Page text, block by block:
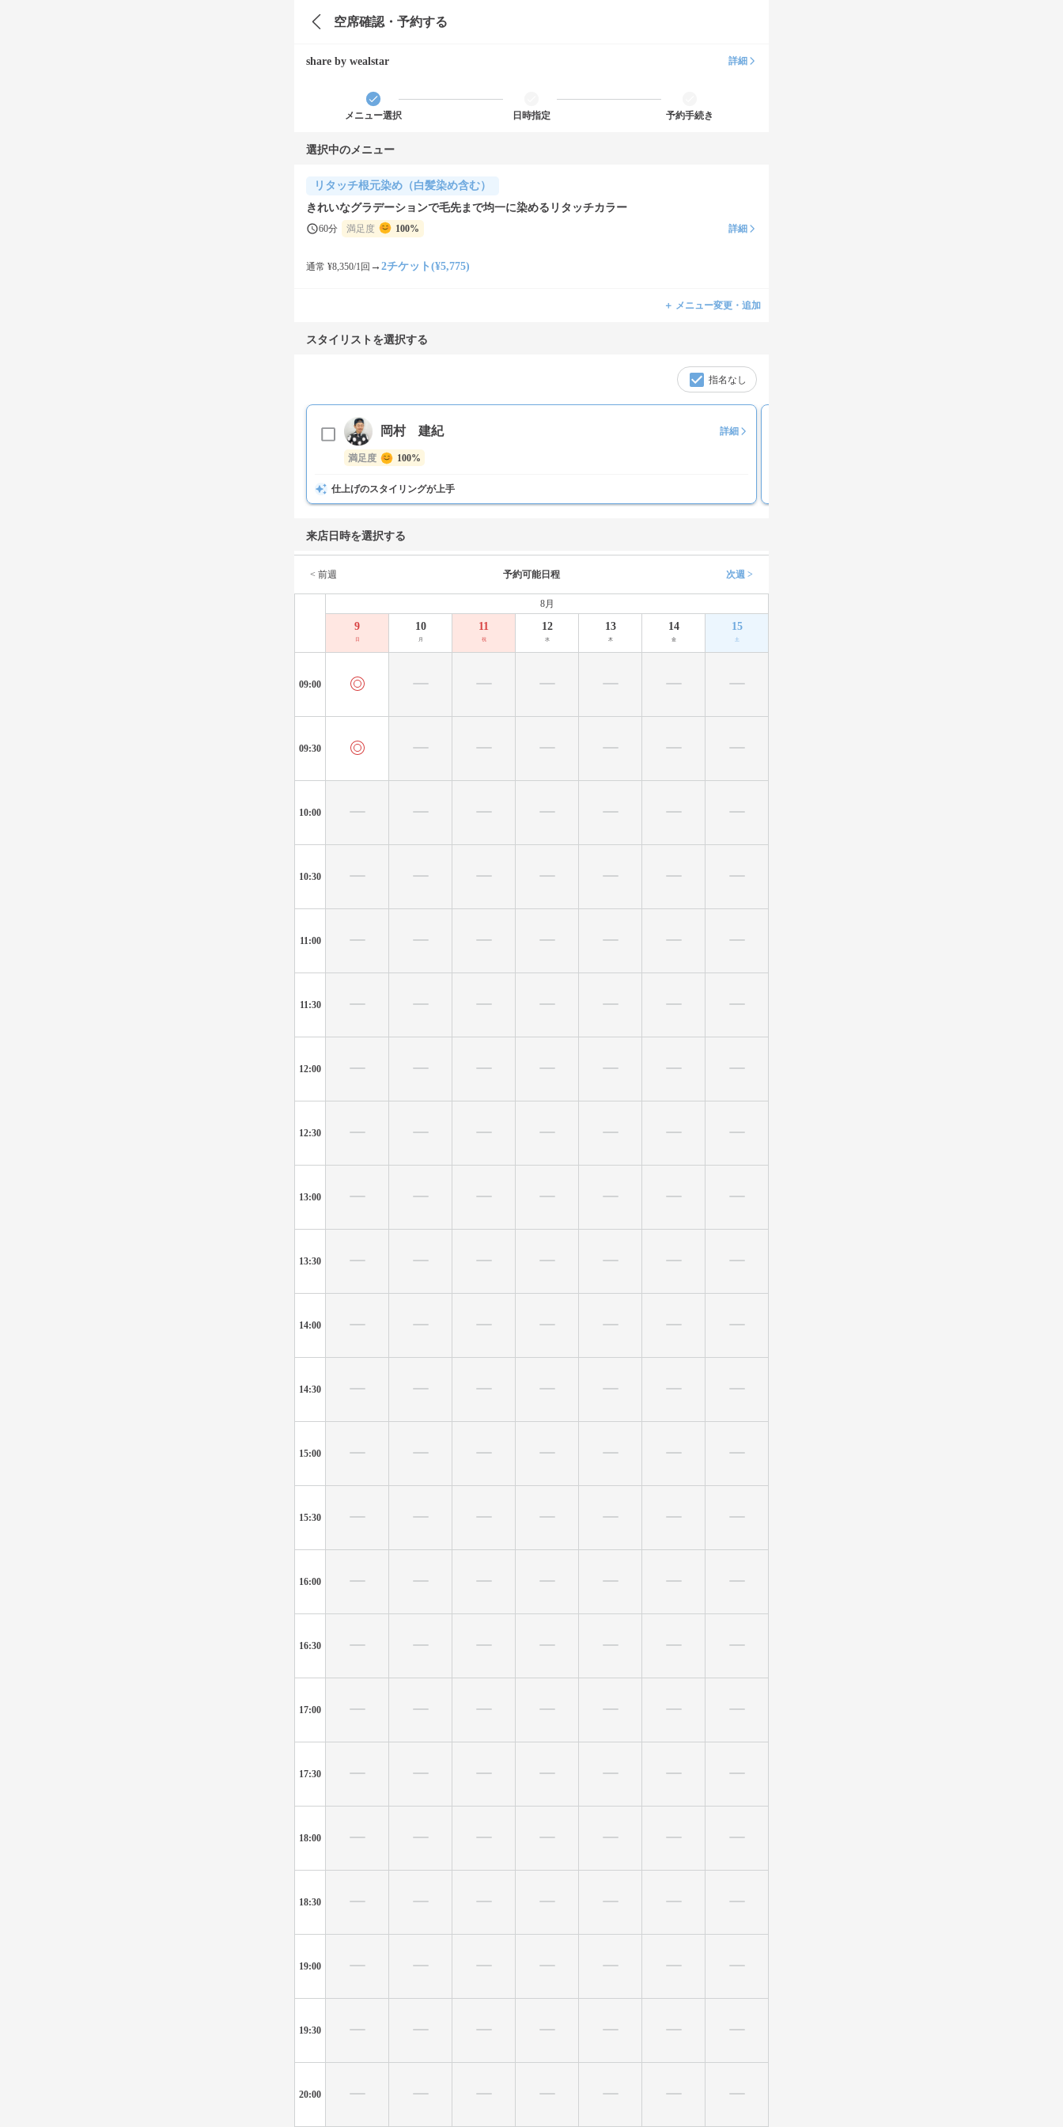
空席確認・予約する
share by wealstar 詳細
メニュー選択 日時指定 予約手続き
選択中のメニュー
リタッチ根元染め（白髪染め含む）
きれいなグラデーションで毛先まで均一に染めるリタッチカラー
60分 満足度 100% 詳細
通常 ¥8,350/1回 → 2チケット(¥5,775)
＋ メニュー変更・追加
スタイリストを選択する
指名なし
岡村 建紀 詳細
満足度 100%
仕上げのスタイリングが上手
来店日時を選択する
< 前週 予約可能日程 次週 >
8月
9
日
10
月
11
祝
12
水
13
木
14
金
15
土
09:00
09:30
10:00
10:30
11:00
11:30
12:00
12:30
13:00
13:30
14:00
14:30
15:00
15:30
16:00
16:30
17:00
17:30
18:00
18:30
19:00
19:30
20:00